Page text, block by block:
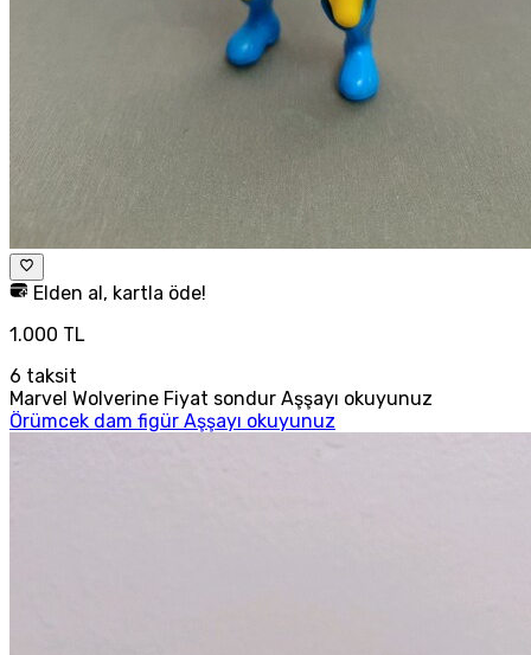
Elden al, kartla öde!
1.000 TL
6 taksit
Marvel Wolverine Fiyat sondur Aşşayı okuyunuz
Örümcek dam figür Aşşayı okuyunuz